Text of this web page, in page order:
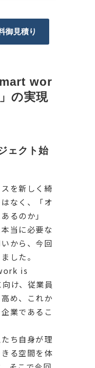
御見積り
wor
の実現
ェクト始
を新しく綺
なく、「オ
るのか」
当に必要な
から、今回
した。
is
け、従業員
め、これか
業であるこ
ち自身が理
る空間を体